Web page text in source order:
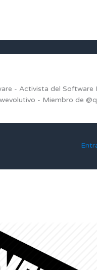
- Activista del Software
- Miembro de